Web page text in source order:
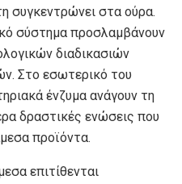
συγκεντρώνει στα ούρα.
σύστημα προσλαμβάνουν
διαδικασιών
Στο εσωτερικό του
ένζυμα ανάγουν τη
δραστικές ενώσεις που
προϊόντα.
επιτίθενται